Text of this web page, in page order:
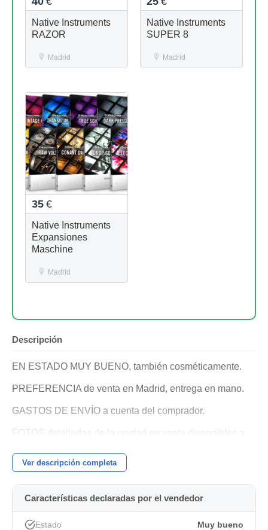
Native Instruments
RAZOR
Madrid
Native Instruments
SUPER 8
Madrid
35 €
Native Instruments
Expansiones
Maschine
Madrid
Descripción
EN ESTADO MUY BUENO, también cosméticamente.
PREFERENCIA de venta en Madrid, entrega en mano.
GASTOS DE ENVÍO a cuenta del comprador.
FOTOS detalladas de la unidad en venta disponibles a
LAMENTO que mi historial esté vacio en este
momento...Mis múltiples operaciones de compra/venta se
borraron de Mercasonic por causas ajenas a mi voluntad.
GARANTIZO seriedad y buenas vibraciones.
Ver descripción completa
Características declaradas por el vendedor
Estado Muy bueno